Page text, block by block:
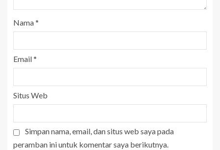
Nama*
Email*
Situs Web
Simpan nama, email, dan situs web saya pada
peramban ini untuk komentar saya berikutnya.